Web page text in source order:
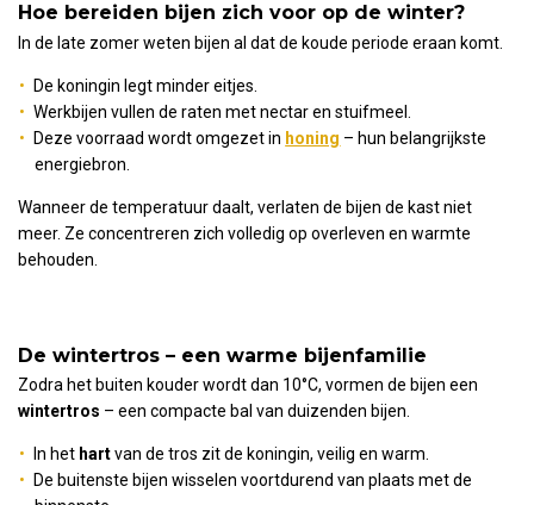
Hoe bereiden bijen zich voor op de winter?
In de late zomer weten bijen al dat de koude periode eraan komt.
De koningin legt minder eitjes.
Werkbijen vullen de raten met nectar en stuifmeel.
Deze voorraad wordt omgezet in honing – hun belangrijkste
energiebron.
Wanneer de temperatuur daalt, verlaten de bijen de kast niet
meer. Ze concentreren zich volledig op overleven en warmte
behouden.
De wintertros – een warme bijenfamilie
Zodra het buiten kouder wordt dan 10°C, vormen de bijen een
wintertros – een compacte bal van duizenden bijen.
In het hartvan de tros zit de koningin, veilig en warm.
De buitenste bijen wisselen voortdurend van plaats met de